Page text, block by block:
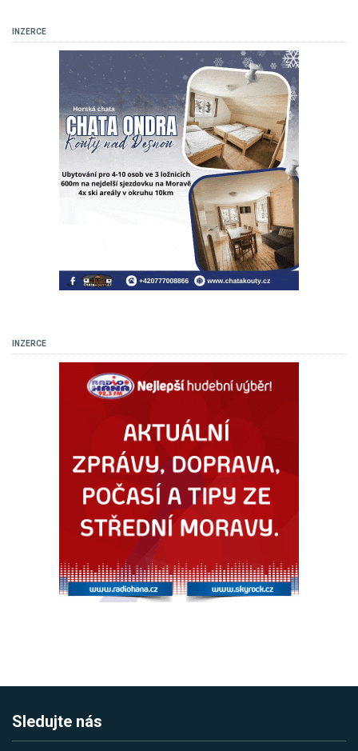
INZERCE
INZERCE
Sledujte nás